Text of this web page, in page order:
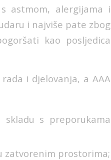
astmom, alergijama i
i najviše pate zbog
kao posljedica
i djelovanja, a AAA
s preporukama
zatvorenim prostorima;